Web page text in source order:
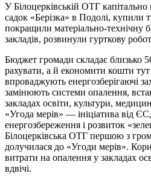
У Білоцерківській ОТГ
садок «Берізка» в Подолі, купили
покращили матеріально-технічну
закладів, розвинули гурткову
Бюджет громади складає близько
рахувати, а й економити кошти
впроваджують енергозберігаючі
замінюють системи опалення,
закладах освіти, культури,
«Угода мерів» — ініціатива від
енергозбереження і розвиток
Білоцерківська ОТГ першою з
долучилася до «Угоди мерів».
витрати на опалення у закладах
вдвічі.